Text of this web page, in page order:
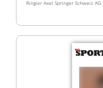
Ringier Axel Springer Schweiz AG